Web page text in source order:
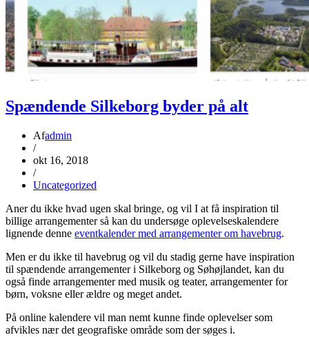
Spændende Silkeborg byder på alt
Afadmin
/
okt 16, 2018
/
Uncategorized
Aner du ikke hvad ugen skal bringe, og vil I at få inspiration til
billige arrangementer så kan du undersøge oplevelseskalendere
lignende denne eventkalender med arrangementer om havebrug.
Men er du ikke til havebrug og vil du stadig gerne have inspiration
til spændende arrangementer i Silkeborg og Søhøjlandet, kan du
også finde arrangementer med musik og teater, arrangementer for
børn, voksne eller ældre og meget andet.
På online kalendere vil man nemt kunne finde oplevelser som
afvikles nær det geografiske område som der søges i.